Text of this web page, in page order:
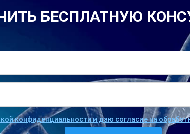
БЕСПЛАТНУЮ
конфиденциальности и даю согласие на